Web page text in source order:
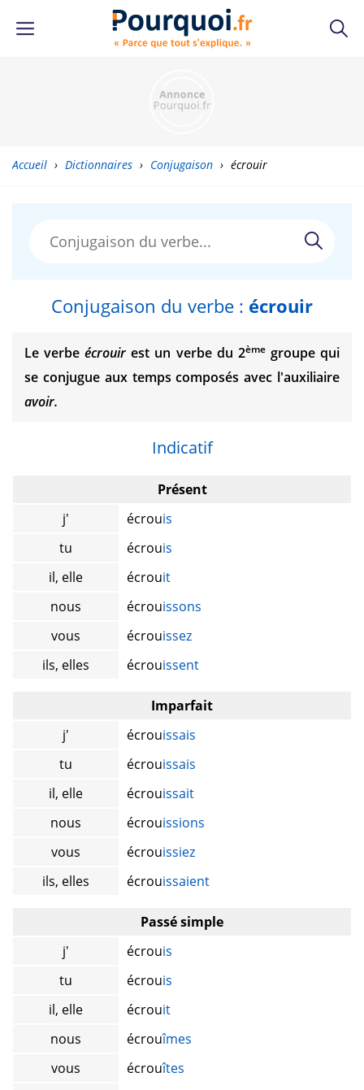
Accueil › Dictionnaires › Conjugaison › écrouir
Conjugaison du verbe : écrouir
Le verbeécrouir est un verbe du 2èmegroupe qui
se conjugue aux temps composés avec l'auxiliaire
avoir.
Indicatif
Présent
j'
écrouis
tu
écrouis
il, elle
écrouit
nous
écrouissons
vous
écrouissez
ils, elles
écrouissent
Imparfait
j'
écrouissais
tu
écrouissais
il, elle
écrouissait
nous
écrouissions
vous
écrouissiez
ils, elles
écrouissaient
Passé simple
j'
écrouis
tu
écrouis
il, elle
écrouit
nous
écrouîmes
vous
écrouîtes